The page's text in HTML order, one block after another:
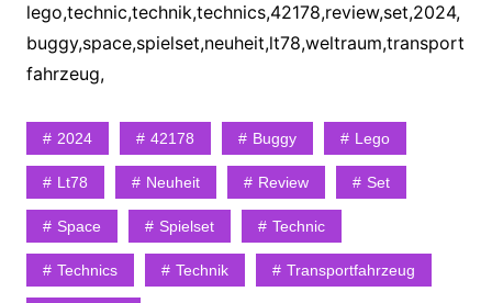
lego,technic,technik,technics,42178,review,set,2024,
buggy,space,spielset,neuheit,lt78,weltraum,transport
fahrzeug,
2024 42178 Buggy Lego
Lt78 Neuheit Review Set
Space Spielset Technic
Technics Technik Transportfahrzeug